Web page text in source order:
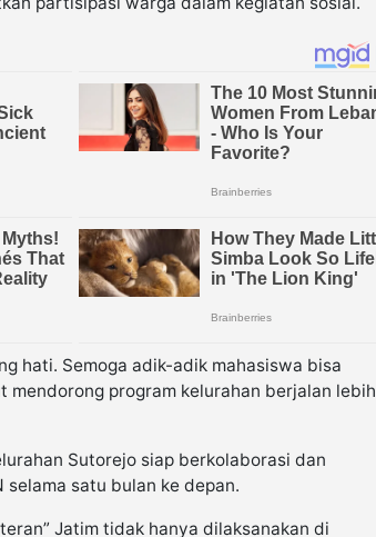
hati. Semoga adik-adik mahasiswa bisa
program kelurahan berjalan lebih
Sutorejo siap berkolaborasi dan
selama satu bulan ke depan.
Jatim tidak hanya dilaksanakan di